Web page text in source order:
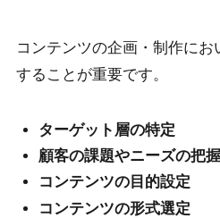
コンテンツの企画・制作に
することが重要です。
ターゲット層の特定
顧客の課題やニーズの把握
コンテンツの目的設定
コンテンツの形式選定